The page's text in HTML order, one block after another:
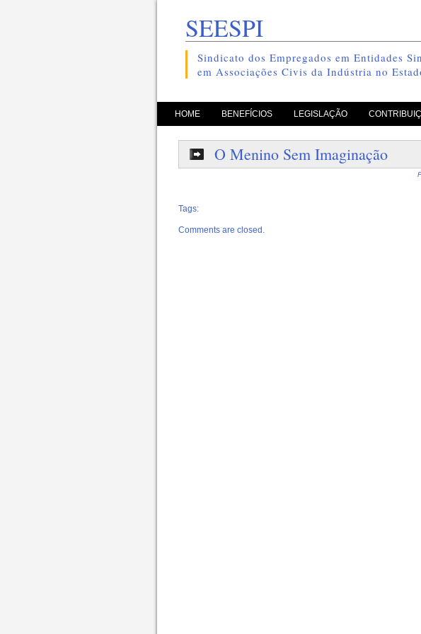
SEESPI
Sindicato dos Empregados em Entidades
em Associações Civis da Indústria no
pule para o conteúdo
HOME BENEFÍCIOS LEGISLAÇÃO
O Menino Sem Imaginação
Tags:
Comments are closed.